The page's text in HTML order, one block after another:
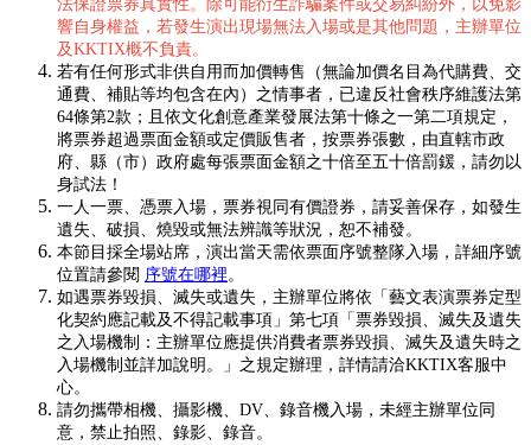
法保證票券真實性。除可能衍生詐騙案件或交易糾紛外，以免影
響自身權益，若發生演出現場無法入場或是其他問題，主辦單位
及KKTIX概不負責。
若有任何形式非供自用而加價轉售（無論加價名目為代購費、交
通費、補貼等均包含在內）之情事者，已違反社會秩序維護法第
64條第2款；且依文化創意產業發展法第十條之一第二項規定，
將票券超過票面金額或定價販售者，按票券張數，由直轄市政
府、縣（市）政府處每張票面金額之十倍至五十倍罰鍰，請勿以
身試法！
一人一票、憑票入場，票券視同有價證券，請妥善保存，如發生
遺失、破損、燒毀或無法辨識等狀況，恕不補發。
本節目採全場站席，演出當天需依票面序號整隊入場，詳細序號
位置請參閱 序號在哪裡。
如遇票券毀損、滅失或遺失，主辦單位將依「藝文表演票券定型
化契約應記載及不得記載事項」第七項「票券毀損、滅失及遺失
之入場機制：主辦單位應提供消費者票券毀損、滅失及遺失時之
入場機制並詳加說明。」之規定辦理，詳情請洽KKTIX客服中
心。
請勿攜帶相機、攝影機、DV、錄音機入場，未經主辦單位同
意，禁止拍照、錄影、錄音。